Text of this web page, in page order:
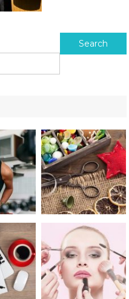
Search for: